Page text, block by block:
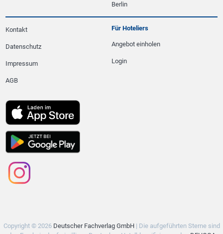
Berlin
Kontakt
Datenschutz
Impressum
AGB
Für Hoteliers
Angebot einholen
Login
Copyright © 2026 Deutscher Fachverlag GmbH| Die aufgeführten Sterne sind